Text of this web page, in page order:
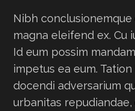
Nibh conclusionemque
magna eleifend ex. Cu
Id eum possim
impetus ea eum.
docendi adversarium
urbanitas